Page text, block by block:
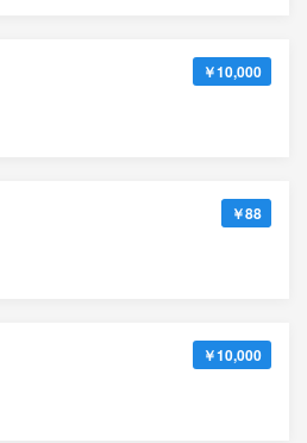
￥10,000
￥88
￥10,000